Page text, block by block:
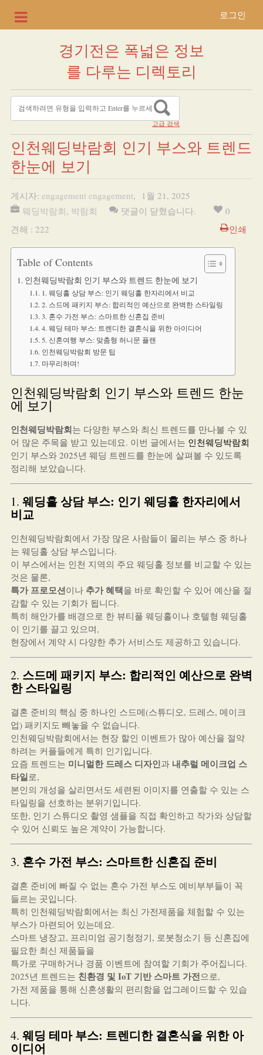
로그인
경기전은 폭넓은 정보
를 다루는 디렉토리
고급 검색
인천웨딩박람회 인기 부스와 트렌드
한눈에 보기
게시자: engagement engagement,
1월 21, 2025
웨딩박람회, 박람회 댓글이 닫혔습니다.
0
견해 : 222
인쇄
Table of Contents
인천웨딩박람회 인기 부스와 트렌드 한눈에 보기
1. 웨딩홀 상담 부스: 인기 웨딩홀 한자리에서 비교
2. 스드메 패키지 부스: 합리적인 예산으로 완벽한 스타일링
3. 혼수 가전 부스: 스마트한 신혼집 준비
4. 웨딩 테마 부스: 트렌디한 결혼식을 위한 아이디어
5. 신혼여행 부스: 맞춤형 허니문 플랜
인천웨딩박람회 방문 팁
마무리하며!
인천웨딩박람회 인기 부스와 트렌드 한눈
에 보기
인천웨딩박람회는 다양한 부스와 최신 트렌드를 만나볼 수 있
어 많은 주목을 받고 있는데요. 이번 글에서는 인천웨딩박람회
인기 부스와 2025년 웨딩 트렌드를 한눈에 살펴볼 수 있도록
정리해 보았습니다.
1. 웨딩홀 상담 부스: 인기 웨딩홀 한자리에서
비교
인천웨딩박람회에서 가장 많은 사람들이 몰리는 부스 중 하나
는 웨딩홀 상담 부스입니다.
이 부스에서는 인천 지역의 주요 웨딩홀 정보를 비교할 수 있는
것은 물론,
특가 프로모션이나 추가 혜택을 바로 확인할 수 있어 예산을 절
감할 수 있는 기회가 됩니다.
특히 해안가를 배경으로 한 뷰티풀 웨딩홀이나 호텔형 웨딩홀
이 인기를 끌고 있으며,
현장에서 계약 시 다양한 추가 서비스도 제공하고 있습니다.
2. 스드메 패키지 부스: 합리적인 예산으로 완벽
한 스타일링
결혼 준비의 핵심 중 하나인 스드메(스튜디오, 드레스, 메이크
업) 패키지도 빼놓을 수 없습니다.
인천웨딩박람회에서는 현장 할인 이벤트가 많아 예산을 절약
하려는 커플들에게 특히 인기입니다.
요즘 트렌드는 미니멀한 드레스 디자인과 내추럴 메이크업 스
타일로,
본인의 개성을 살리면서도 세련된 이미지를 연출할 수 있는 스
타일링을 선호하는 분위기입니다.
또한, 인기 스튜디오 촬영 샘플을 직접 확인하고 작가와 상담할
수 있어 신뢰도 높은 계약이 가능합니다.
3. 혼수 가전 부스: 스마트한 신혼집 준비
결혼 준비에 빠질 수 없는 혼수 가전 부스도 예비부부들이 꼭
들르는 곳입니다.
특히 인천웨딩박람회에서는 최신 가전제품을 체험할 수 있는
부스가 마련되어 있는데요.
스마트 냉장고, 프리미엄 공기청정기, 로봇청소기 등 신혼집에
필요한 최신 제품들을
특가로 구매하거나 경품 이벤트에 참여할 기회가 주어집니다.
2025년 트렌드는 친환경 및 IoT 기반 스마트 가전으로,
가전 제품을 통해 신혼생활의 편리함을 업그레이드할 수 있습
니다.
4. 웨딩 테마 부스: 트렌디한 결혼식을 위한 아
이디어